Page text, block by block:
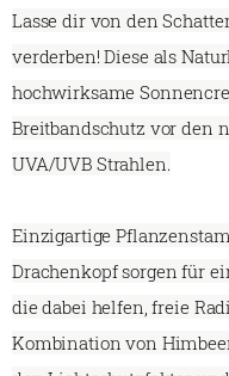
Lasse dir von den
verderben! Diese als
hochwirksame
Breitbandschutz vor den
UVA/UVB Strahlen.
Einzigartige
Drachenkopf sorgen für
die dabei helfen, freie
Kombination von